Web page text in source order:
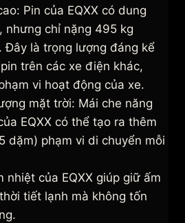
Pin của EQXX có dung
nhưng chỉ nặng 495 kg
Đây là trọng lượng đáng kể
trên các xe điện khác,
vi hoạt động của xe.
mặt trời: Mái che năng
EQXX có thể tạo ra thêm
dặm) phạm vi di chuyển mỗi
nhiệt của EQXX giúp giữ ấm
tiết lạnh mà không tốn